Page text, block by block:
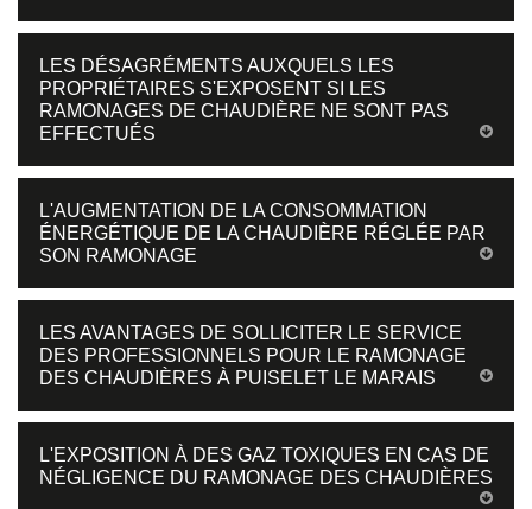
LES DÉSAGRÉMENTS AUXQUELS LES
PROPRIÉTAIRES S'EXPOSENT SI LES
RAMONAGES DE CHAUDIÈRE NE SONT PAS
EFFECTUÉS
L'AUGMENTATION DE LA CONSOMMATION
ÉNERGÉTIQUE DE LA CHAUDIÈRE RÉGLÉE PAR
SON RAMONAGE
LES AVANTAGES DE SOLLICITER LE SERVICE
DES PROFESSIONNELS POUR LE RAMONAGE
DES CHAUDIÈRES À PUISELET LE MARAIS
L'EXPOSITION À DES GAZ TOXIQUES EN CAS DE
NÉGLIGENCE DU RAMONAGE DES CHAUDIÈRES